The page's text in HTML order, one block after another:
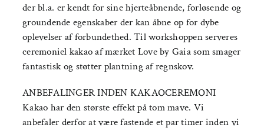
der bl.a. er kendt for sine hjerteåbnende, forløsende og
groundende egenskaber der kan åbne op for dybe
oplevelser af forbundethed. Til workshoppen serveres
ceremoniel kakao af mærket Love by Gaia som smager
fantastisk og støtter plantning af regnskov.
ANBEFALINGER INDEN KAKAOCEREMONI
Kakao har den største effekt på tom mave. Vi
anbefaler derfor at være fastende et par timer inden vi